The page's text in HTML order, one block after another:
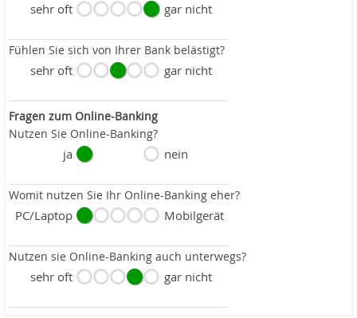
sehr oft gar nicht
Fühlen Sie sich von Ihrer Bank belästigt?
sehr oft gar nicht
Fragen zum Online-Banking
Nutzen Sie Online-Banking?
ja nein
Womit nutzen Sie Ihr Online-Banking eher?
PC/Laptop Mobilgerät
Nutzen sie Online-Banking auch unterwegs?
sehr oft gar nicht